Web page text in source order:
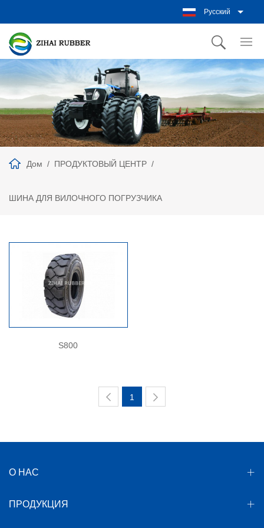
Русский
Дом ПРОДУКТОВЫЙ ЦЕНТР
ШИНА ДЛЯ ВИЛОЧНОГО ПОГРУЗЧИКА
S800
1
О НАС
ПРОДУКЦИЯ